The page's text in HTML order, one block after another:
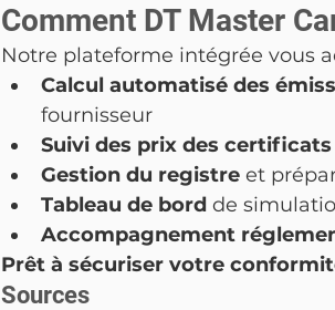
Comment DT Master
Notre plateforme intégrée vous
Calcul automatisé des
fournisseur
Suivi des prix des certificats
Gestion du registre et
Tableau de bord de
Accompagnement
Prêt à sécuriser votre
Sources